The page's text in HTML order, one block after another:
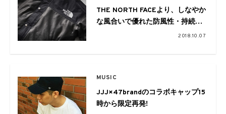
THE NORTH FACEより、しなやか
な風合いで優れた防風性・持続的
な撥水性・透湿性が揃ったウエア
2018.10.07
MUSIC
JJJ×47brandのコラボキャップ15
時から限定再発!